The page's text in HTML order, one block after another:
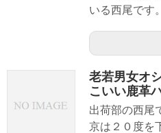
いる西尾です
老若男女オ
こいい鹿革
出荷部の西尾
京は２０度を